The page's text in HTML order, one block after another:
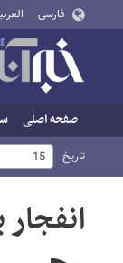
فارسی
صفحه اصلی
تاریخ 15